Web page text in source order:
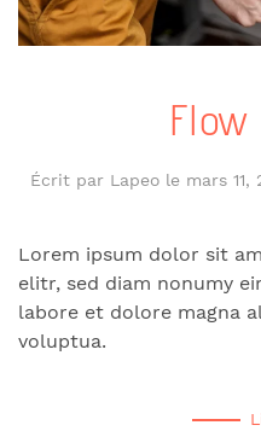
Flow
Écrit par Lapeo le mars 11,
Lorem ipsum dolor sit
elitr, sed diam nonumy
labore et dolore magna
voluptua.